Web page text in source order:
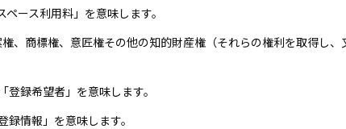
ース利用料」を意味します。
、商標権、意匠権その他の知的財産権（それらの権利を取得し
録希望者」を意味します。
情報」を意味します。